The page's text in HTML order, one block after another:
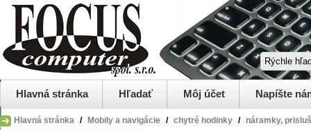
Hlavná stránka Hľadať Môj účet Napíšte
Hlavná stránka / Mobily a navigácie / chytré hodinky / náramky,